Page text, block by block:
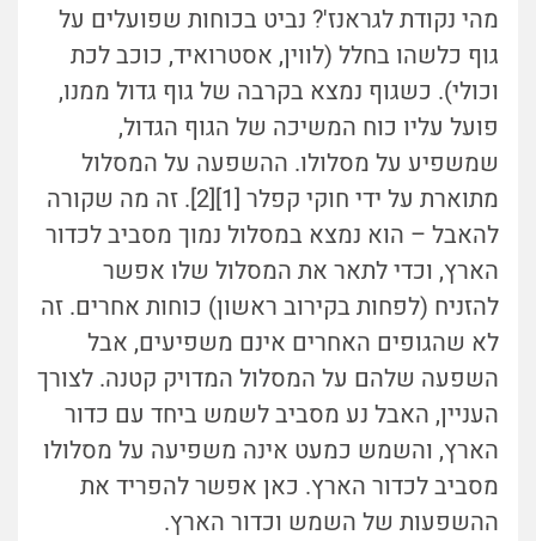
מהי נקודת לגראנז'? נביט בכוחות שפועלים על
גוף כלשהו בחלל (לווין, אסטרואיד, כוכב לכת
וכולי). כשגוף נמצא בקרבה של גוף גדול ממנו,
פועל עליו כוח המשיכה של הגוף הגדול,
שמשפיע על מסלולו. ההשפעה על המסלול
מתוארת על ידי חוקי קפלר [1][2]. זה מה שקורה
להאבל – הוא נמצא במסלול נמוך מסביב לכדור
הארץ, וכדי לתאר את המסלול שלו אפשר
להזניח (לפחות בקירוב ראשון) כוחות אחרים. זה
לא שהגופים האחרים אינם משפיעים, אבל
השפעה שלהם על המסלול המדויק קטנה. לצורך
העניין, האבל נע מסביב לשמש ביחד עם כדור
הארץ, והשמש כמעט אינה משפיעה על מסלולו
מסביב לכדור הארץ. כאן אפשר להפריד את
ההשפעות של השמש וכדור הארץ.